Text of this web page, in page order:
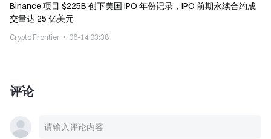
Binance 项目 $225B 创下美国 IPO 年份记录，IPO 前期永续合约成
交量达 25 亿美元
Crypto Frontier 06-14 03:38
评论